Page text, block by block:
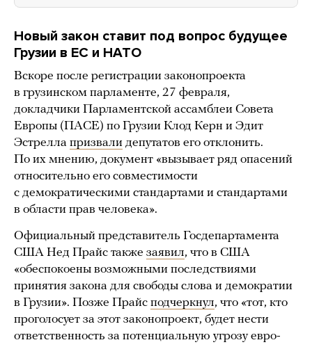
Новый закон ставит под вопрос будущее
Грузии в ЕС и НАТО
Вскоре после регистрации законопроекта
в грузинском парламенте, 27 февраля,
докладчики Парламентской ассамблеи Совета
Европы (ПАСЕ) по Грузии Клод Керн и Эдит
Эстрелла призвали депутатов его отклонить.
По их мнению, документ «вызывает ряд опасений
относительно его совместимости
с демократическими стандартами и стандартами
в области прав человека».
Официальный представитель Госдепартамента
США Нед Прайс также заявил, что в США
«обеспокоены возможными последствиями
принятия закона для свободы слова и демократии
в Грузии». Позже Прайс подчеркнул, что «тот, кто
проголосует за этот законопроект, будет нести
ответственность за потенциальную угрозу евро-